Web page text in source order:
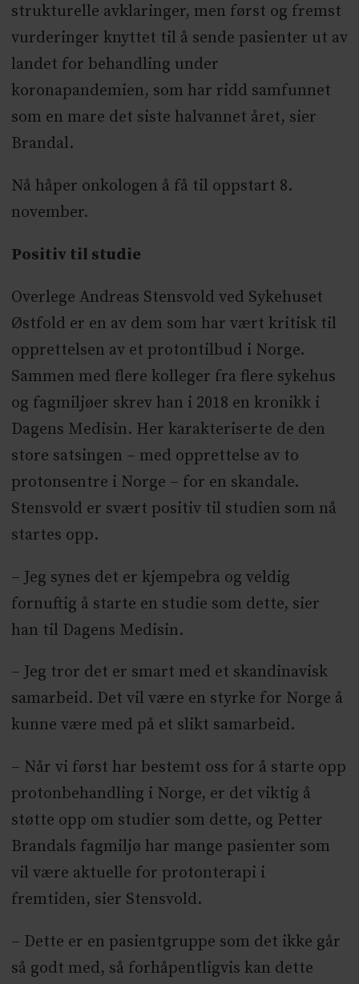
strukturelle avklaringer, men først og fremst
vurderinger knyttet til å sende pasienter ut av
landet for behandling under
koronapandemien, som har ridd samfunnet
som en mare det siste halvannet året, sier
Brandal.
Nå håper onkologen å få til oppstart 8.
november.
Positiv til studie
Overlege Andreas Stensvold ved Sykehuset
Østfold er en av dem som har vært kritisk til
opprettelsen av et protontilbud i Norge.
Sammen med flere kolleger fra flere sykehus
og fagmiljøer skrev han i 2018 en kronikk i
Dagens Medisin. Her karakteriserte de den
store satsingen – med opprettelse av to
protonsentre i Norge – for en skandale.
Stensvold er svært positiv til studien som nå
startes opp.
– Jeg synes det er kjempebra og veldig
fornuftig å starte en studie som dette, sier
han til Dagens Medisin.
– Jeg tror det er smart med et skandinavisk
samarbeid. Det vil være en styrke for Norge å
kunne være med på et slikt samarbeid.
– Når vi først har bestemt oss for å starte opp
protonbehandling i Norge, er det viktig å
støtte opp om studier som dette, og Petter
Brandals fagmiljø har mange pasienter som
vil være aktuelle for protonterapi i
fremtiden, sier Stensvold.
– Dette er en pasientgruppe som det ikke går
så godt med, så forhåpentligvis kan dette